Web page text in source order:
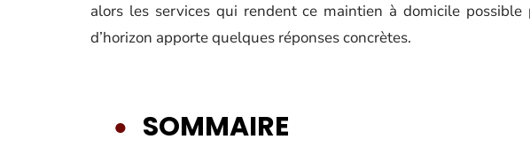
alors les services qui rendent ce maintien à domicile possible
d’horizon apporte quelques réponses concrètes.
SOMMAIRE